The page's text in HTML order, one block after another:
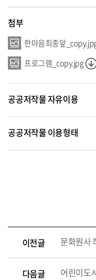
첨부
한마음최종앞
프로그램_copy.jpg
공공저작물 자유이용
공공저작물 이용형태
이전글 문화원사
다음글 어린이도